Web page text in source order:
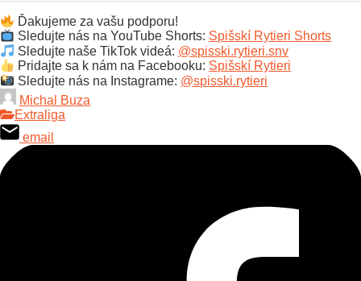
Ďakujeme za vašu podporu!
Sledujte nás na YouTube Shorts: Spišskí Rytieri Shorts
Sledujte naše TikTok videá: @spisski.rytieri.snv
Pridajte sa k nám na Facebooku: Spišskí Rytieri
Sledujte nás na Instagrame: @spisski.rytieri
Michal Buza
Extraliga
email